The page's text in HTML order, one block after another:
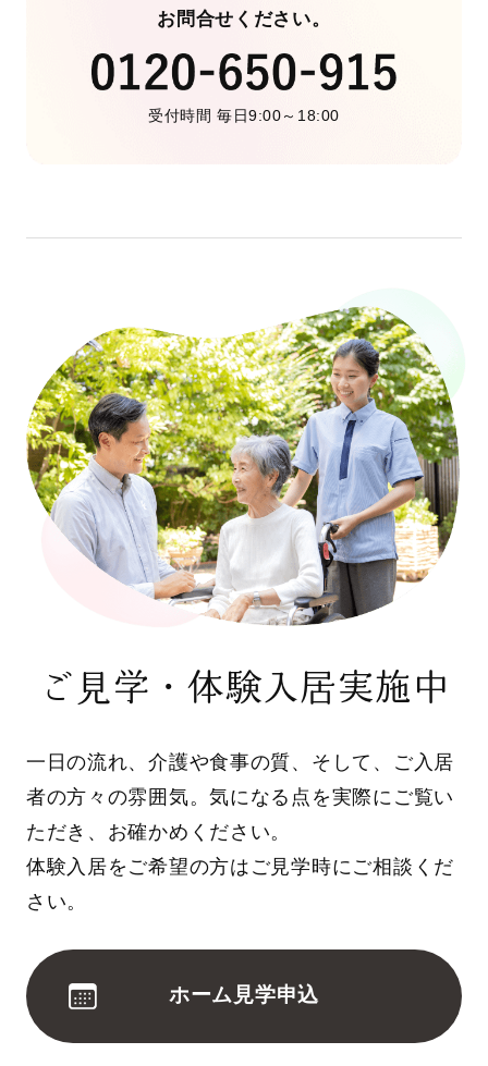
お問合せください。
受付時間 毎日9:00～18:00
ご見学・体験入居実施中
一日の流れ、介護や食事の質、そして、ご入居
者の方々の雰囲気。気になる点を実際にご覧い
ただき、お確かめください。
体験入居をご希望の方はご見学時にご相談くだ
さい。
ホーム見学申込